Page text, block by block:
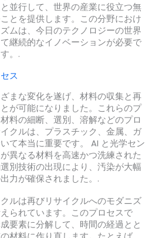
並行して、世界の産業に役立つ無
とを提供します。この分野におけ
ムは、今日のテクノロジーの世界
継続的なイノベーションが必要で
。.
ス
まな変化を遂げ、材料の収集と再
が可能になりました。これらのプ
料の細断、選別、溶解などのプロ
クルは、プラスチック、金属、ガ
て本当に重要です。 AI と光学セン
異なる材料を高速かつ洗練された
別技術の出現により、汚染が大幅
力が確保されました。.
ルは再びリサイクルへのモダニズ
られています。このプロセスで
要素に分解して、時間の経過とと